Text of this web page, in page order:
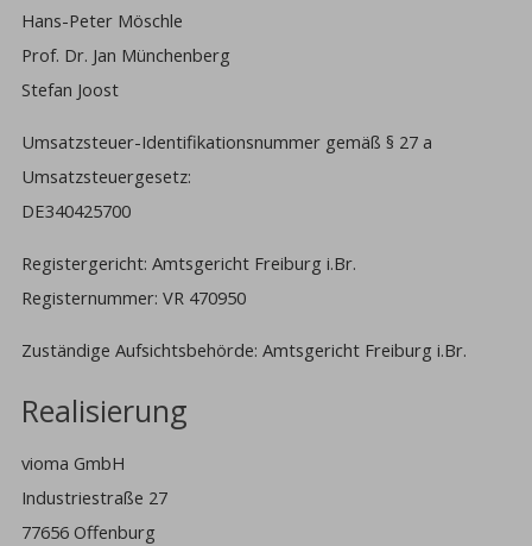
Hans-Peter Möschle
Prof. Dr. Jan Münchenberg
Stefan Joost
Umsatzsteuer-Identifikationsnummer gemäß § 27 a
Umsatzsteuergesetz:
DE340425700
Registergericht: Amtsgericht Freiburg i.Br.
Registernummer: VR 470950
Zuständige Aufsichtsbehörde: Amtsgericht Freiburg i.Br.
Realisierung
vioma GmbH
Industriestraße 27
77656 Offenburg